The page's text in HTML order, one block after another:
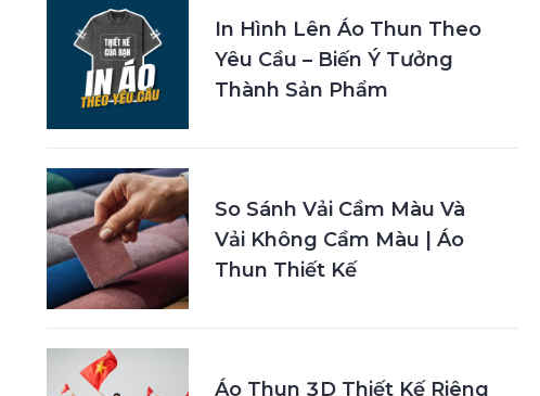
In Hình Lên Áo Thun Theo
Yêu Cầu – Biến Ý Tưởng
Thành Sản Phẩm
So Sánh Vải Cầm Màu Và
Vải Không Cầm Màu | Áo
Thun Thiết Kế
Áo Thun 3D Thiết Kế Riêng